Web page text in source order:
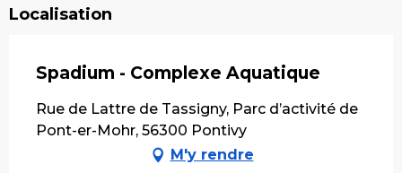
Localisation
Spadium - Complexe Aquatique
Rue de Lattre de Tassigny, Parc d’activité de
Pont-er-Mohr, 56300 Pontivy
M'y rendre